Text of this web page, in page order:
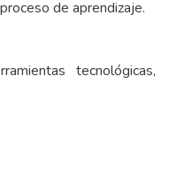
de aprendizaje.
tecnológicas,